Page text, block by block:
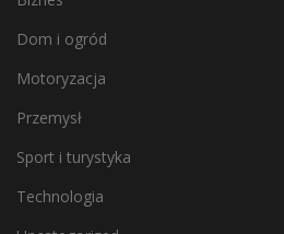
Dom i ogród
Motoryzacja
Przemysł
Sport i turystyka
Technologia